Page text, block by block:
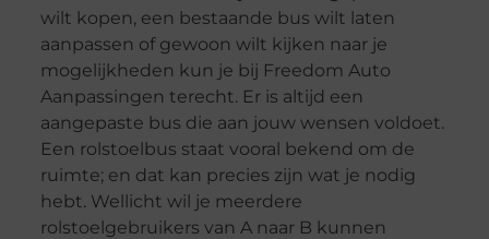
wilt kopen, een bestaande bus wilt laten
aanpassen of gewoon wilt kijken naar je
mogelijkheden kun je bij Freedom Auto
Aanpassingen terecht. Er is altijd een
aangepaste bus die aan jouw wensen voldoet.
Een rolstoelbus staat vooral bekend om de
ruimte; en dat kan precies zijn wat je nodig
hebt. Wellicht wil je meerdere
rolstoelgebruikers van A naar B kunnen